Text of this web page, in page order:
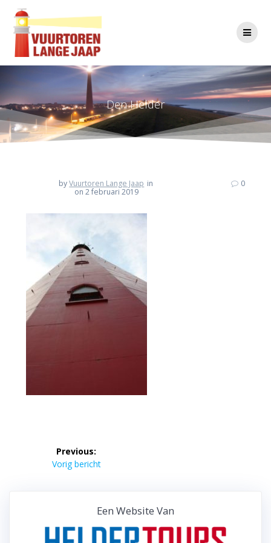
Den Helder
byVuurtoren Lange Jaap in
on 2 februari 2019
0
Bericht
navigatie
Previous:
Previous
Vorig bericht
Een Website Van